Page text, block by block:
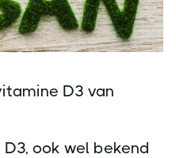
D3 van
ook wel bekend